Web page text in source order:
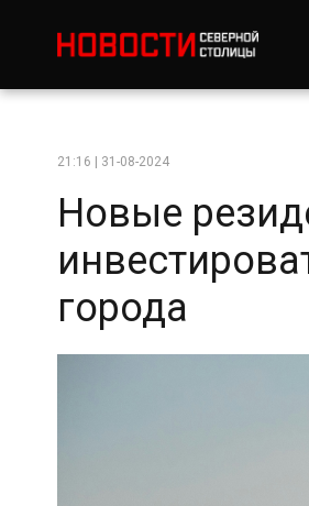
21:16 | 31-08-2024
Новые
города